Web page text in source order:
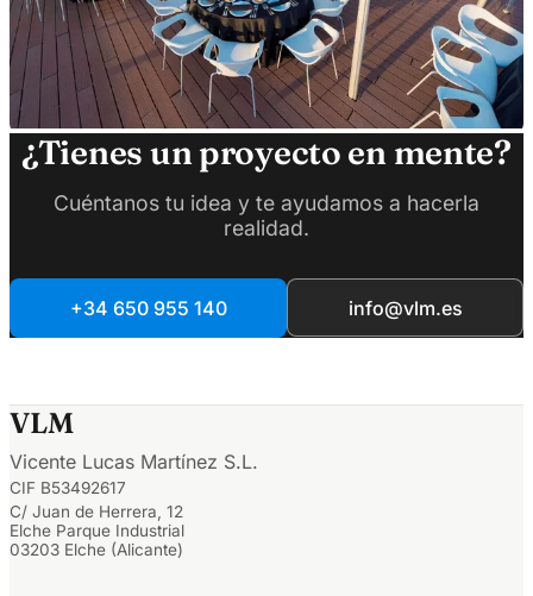
¿Tienes un proyecto en mente?
Cuéntanos tu idea y te ayudamos a hacerla
realidad.
+34 650 955 140 info@vlm.es
VLM
Vicente Lucas Martínez S.L.
CIF B53492617
C/ Juan de Herrera, 12
Elche Parque Industrial
03203 Elche (Alicante)